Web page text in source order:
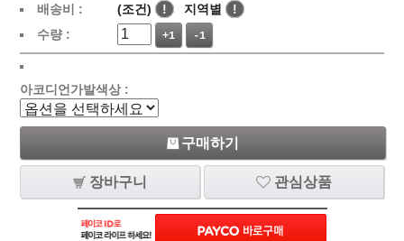
배송비 :
(조건) ! 지역별
!
수량 :
+1 -1
아코디언가발색상 :
구매하기
장바구니 관심상품